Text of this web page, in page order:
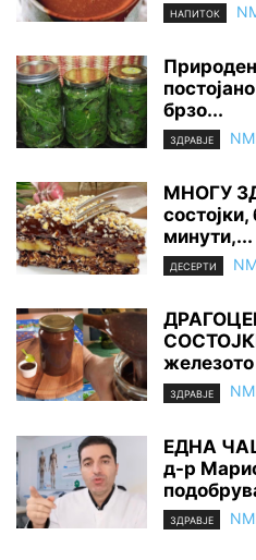
НАПИТОК
брзо...
ЗДРАВЈЕ
МНОГУ
минути,...
ДЕСЕРТИ
железото
ЗДРАВЈЕ
ЕДНА
д-р
ЗДРАВЈЕ